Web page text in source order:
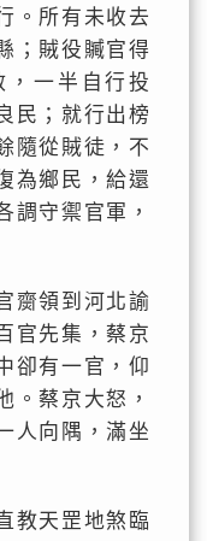
。所有未收去
；賊役贓官得
一半自行投
民；就行出榜
隨從賊徒，不
為鄉民，給還
調守禦官軍，
齌領到河北諭
官先集，蔡京
卻有一官，仰
。蔡京大怒，
人向隅，滿坐
教天罡地煞臨